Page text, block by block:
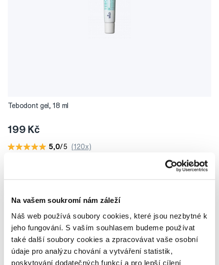
Na vašem soukromí nám záleží
Náš web používá soubory cookies, které jsou nezbytné k
jeho fungování. S vaším souhlasem budeme používat
také další soubory cookies a zpracovávat vaše osobní
údaje pro analýzu chování a vytváření statistik,
poskytování dodatečných funkcí a pro lepší cílení
Tebodont gel, 18 ml
199 Kč
5,0/5 (120x)
Ihned na13 prodejnách
Potřebujete poradit?
Napište našim odborníkům